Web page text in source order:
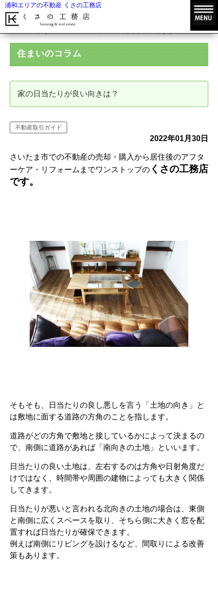
浦和エリアの不動産 くさの工務店
住まいのコラム
家の日当たりが良い向きは？
不動産取引ガイド
2022年01月30日
さいたま市での不動産の売却・購入から居住後のアフタ
ーケア・リフォームまでワンストップの くさの工務店
です。
そもそも、日当たりの良し悪しを言う「土地の向き」と
は敷地に面する道路の方角のことを指します。
道路がどの方角で敷地と接しているかによって決まるの
で、南側に道路があれば「南向きの土地」といいます。
日当たりの良い土地は、左右するのは方角や日射角度だ
けではなく、時間帯や周囲の建物によっても大きく関係
してきます。
日当たりが悪いと言われる北向きの土地の場合は、東側
と南側に広くスペースを取り、そちら側に大きく窓を配
置すれば日当たりが確保できます。
例えば南側にリビングを設けるなど、間取りによる改善
策もあります。